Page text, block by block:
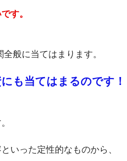
す。
般に当てはまります。
も当てはまるのです
いった定性的なものから、